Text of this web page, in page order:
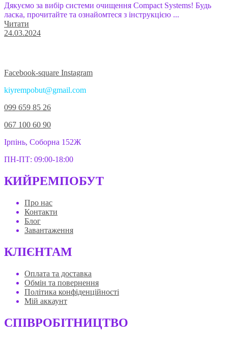
Дякуємо за вибір системи очищення Compact Systems! Будь
ласка, прочитайте та ознайомтеся з інструкцією ...
Читати
24.03.2024
Facebook-square Instagram
kiyrempobut@gmail.com
099 659 85 26
067 100 60 90
Ірпінь, Соборна 152Ж
ПН-ПТ: 09:00-18:00
КИЙРЕМПОБУТ
Про нас
Контакти
Блог
Завантаження
КЛІЄНТАМ
Оплата та доставка
Обмін та повернення
Політика конфіденційності
Мій аккаунт
СПІВРОБІТНИЦТВО